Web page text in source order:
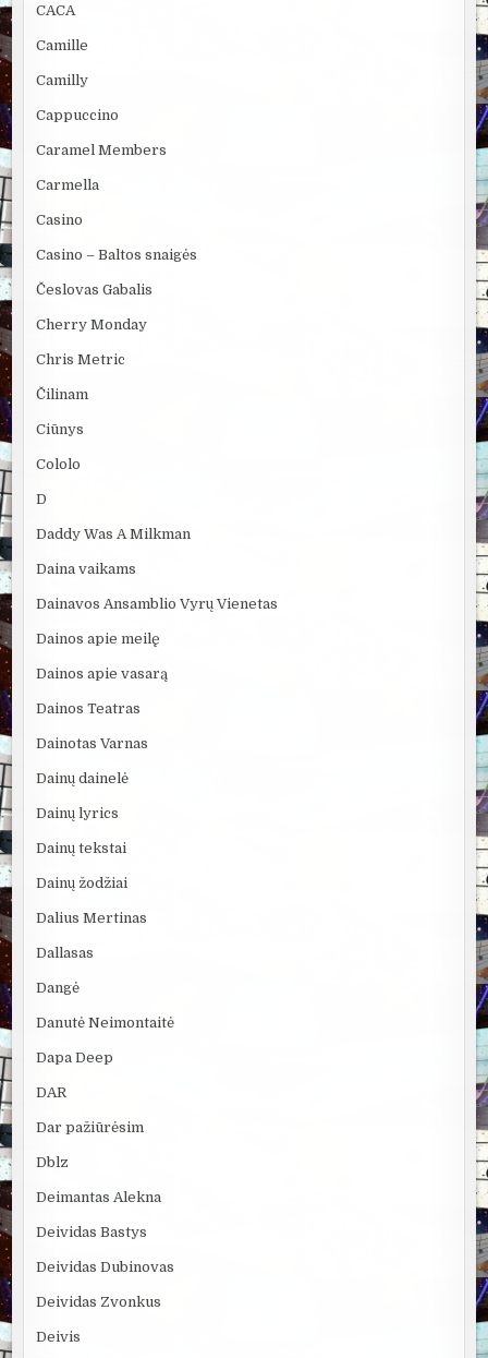
CACA
Camille
Camilly
Cappuccino
Caramel Members
Carmella
Casino
Casino – Baltos snaigės
Česlovas Gabalis
Cherry Monday
Chris Metric
Čilinam
Ciūnys
Cololo
D
Daddy Was A Milkman
Daina vaikams
Dainavos Ansamblio Vyrų Vienetas
Dainos apie meilę
Dainos apie vasarą
Dainos Teatras
Dainotas Varnas
Dainų dainelė
Dainų lyrics
Dainų tekstai
Dainų žodžiai
Dalius Mertinas
Dallasas
Dangė
Danutė Neimontaitė
Dapa Deep
DAR
Dar pažiūrėsim
Dblz
Deimantas Alekna
Deividas Bastys
Deividas Dubinovas
Deividas Zvonkus
Deivis